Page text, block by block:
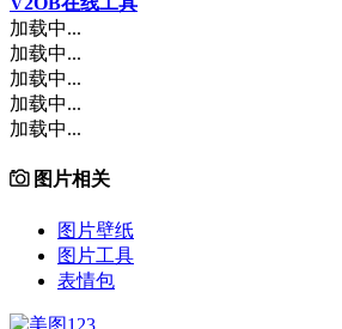
加载中...
加载中...
加载中...
加载中...
加载中...
图片相关
图片壁纸
图片工具
表情包